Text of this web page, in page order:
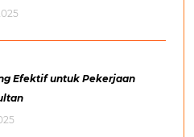
Efektif untuk Pekerjaan